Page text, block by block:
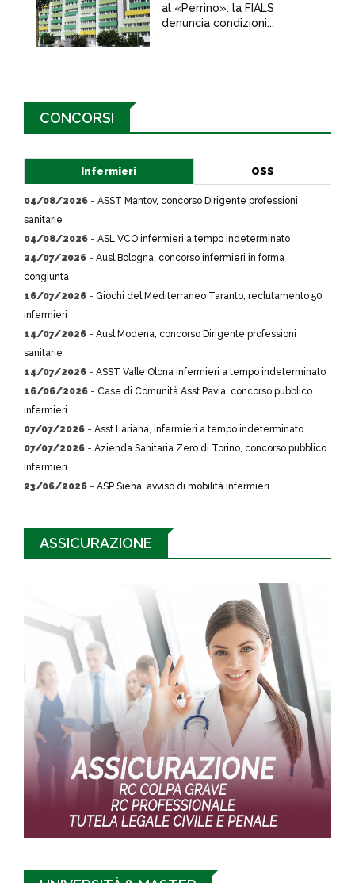
al «Perrino»: la FIALS
denuncia condizioni...
CONCORSI
Infermieri OSS
04/08/2026 - ASST Mantov, concorso Dirigente professioni
sanitarie
04/08/2026 - ASL VCO infermieri a tempo indeterminato
24/07/2026 - Ausl Bologna, concorso infermieri in forma
congiunta
16/07/2026 - Giochi del Mediterraneo Taranto, reclutamento 50
infermieri
14/07/2026 - Ausl Modena, concorso Dirigente professioni
sanitarie
14/07/2026 - ASST Valle Olona infermieri a tempo indeterminato
16/06/2026 - Case di Comunità Asst Pavia, concorso pubblico
infermieri
07/07/2026 - Asst Lariana, infermieri a tempo indeterminato
07/07/2026 - Azienda Sanitaria Zero di Torino, concorso pubblico
infermieri
23/06/2026 - ASP Siena, avviso di mobilità infermieri
ASSICURAZIONE